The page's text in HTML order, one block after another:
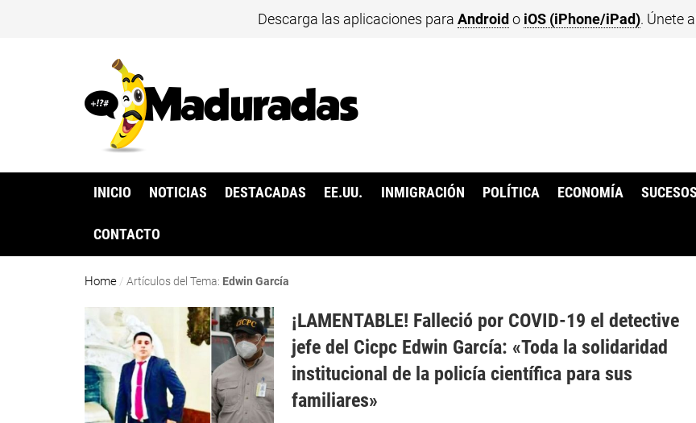
Descarga las aplicaciones para Android o iOS (iPhone/iPad). Únete
INICIO NOTICIAS DESTACADAS EE.UU. INMIGRACIÓN POLÍTICA ECONOMÍA SUCESOS
CONTACTO
Home /Artículos del Tema: Edwin García
¡LAMENTABLE! Falleció por COVID-19 el detective
jefe del Cicpc Edwin García: «Toda la solidaridad
institucional de la policía científica para sus
familiares»